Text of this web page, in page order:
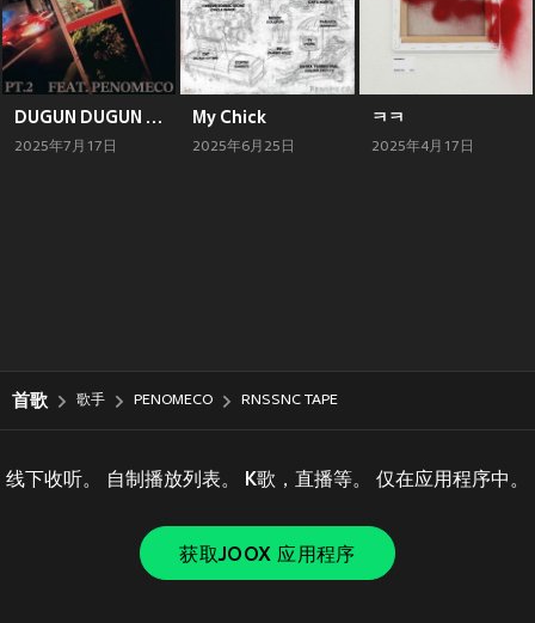
DUGUN DUGUN PT. 2
2025年7月17日
My Chick
2025年6月25日
ㅋㅋ
2025年4月17日
首歌 歌手 PENOMECO RNSSNC TAPE
线下收听。 自制播放列表。 K歌，直播等。 仅在应用程序中。
获取JOOX 应用程序